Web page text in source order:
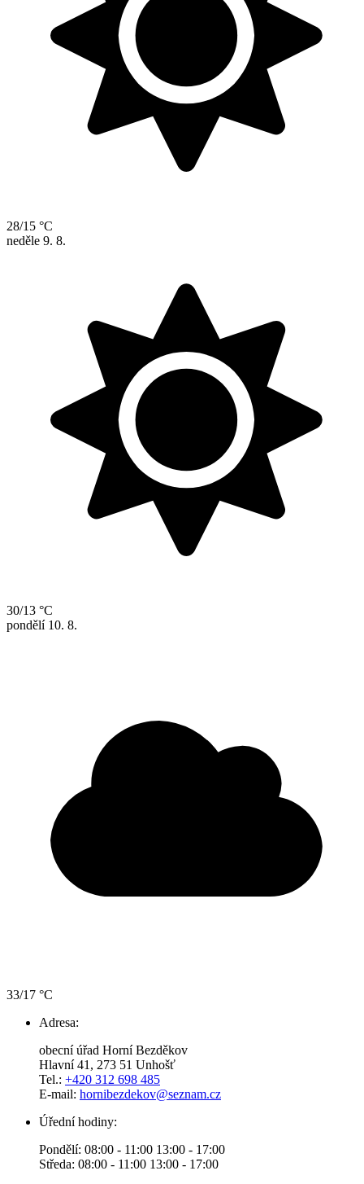
28/15 °C
neděle 9. 8.
30/13 °C
pondělí 10. 8.
33/17 °C
Adresa:
obecní úřad Horní Bezděkov
Hlavní 41, 273 51 Unhošť
Tel.: +420 312 698 485
E-mail: hornibezdekov@seznam.cz
Úřední hodiny:
Pondělí: 08:00 - 11:00 13:00 - 17:00
Středa: 08:00 - 11:00 13:00 - 17:00